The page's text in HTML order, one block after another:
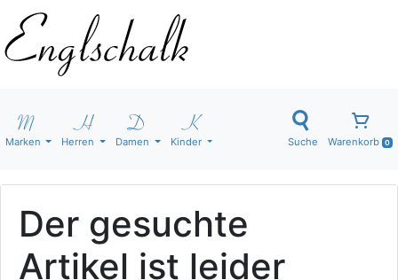
Marken Herren Damen Kinder Suche Warenkorb 0
Der gesuchte
Artikel ist leider